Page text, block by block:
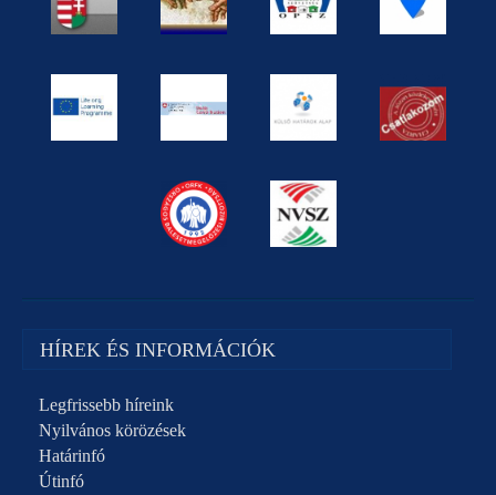
HÍREK ÉS INFORMÁCIÓK
Legfrissebb híreink
Nyilvános körözések
Határinfó
Útinfó